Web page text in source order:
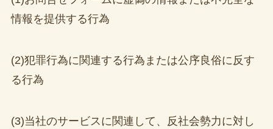
情報を提供する行為
(2)犯罪行為に関連する行為または公序良俗に反す
る行為
(3)当社のサービスに関連して、反社会勢力に対し